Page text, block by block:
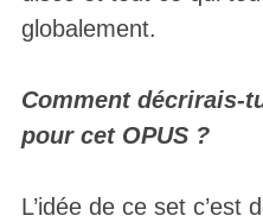
globalement.
Comment décrirais-
pour cet OPUS ?
L’idée de ce set c’est